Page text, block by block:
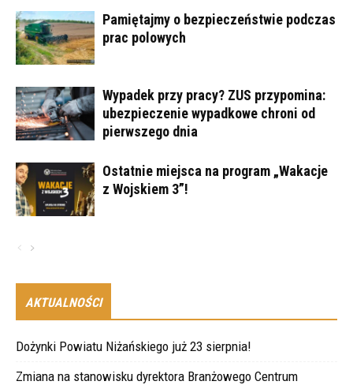
Pamiętajmy o bezpieczeństwie podczas
prac polowych
Wypadek przy pracy? ZUS przypomina:
ubezpieczenie wypadkowe chroni od
pierwszego dnia
Ostatnie miejsca na program „Wakacje
z Wojskiem 3”!
AKTUALNOŚCI
Dożynki Powiatu Niżańskiego już 23 sierpnia!
Zmiana na stanowisku dyrektora Branżowego Centrum